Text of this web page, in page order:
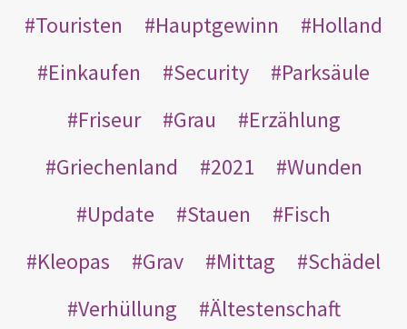
Touristen
Hauptgewinn
Holland
Einkaufen
Security
Parksäule
Friseur
Grau
Erzählung
Griechenland
2021
Wunden
Update
Stauen
Fisch
Kleopas
Grav Mittag
Schädel
Verhüllung
Ältestenschaft